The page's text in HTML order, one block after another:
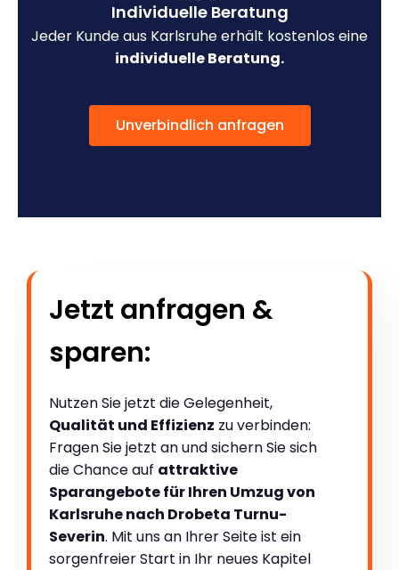
Individuelle Beratung
Jeder Kunde aus Karlsruhe erhält kostenlos eine
individuelle Beratung.
Unverbindlich anfragen
Jetzt anfragen &
sparen:
Nutzen Sie jetzt die Gelegenheit,
Qualität und Effizienz zu verbinden:
Fragen Sie jetzt an und sichern Sie sich
die Chance auf attraktive
Sparangebote für Ihren Umzug von
Karlsruhe nach Drobeta Turnu-
Severin. Mit uns an Ihrer Seite ist ein
sorgenfreier Start in Ihr neues Kapitel